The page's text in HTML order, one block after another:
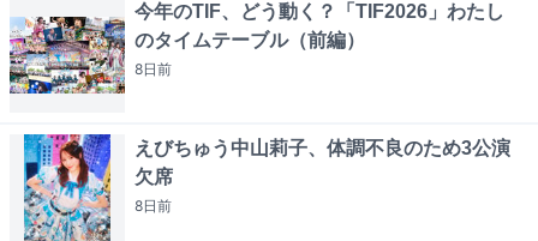
今年のTIF、どう動く？「TIF2026」わたし
のタイムテーブル（前編）
8日前
えびちゅう中山莉子、体調不良のため3公演
欠席
8日前